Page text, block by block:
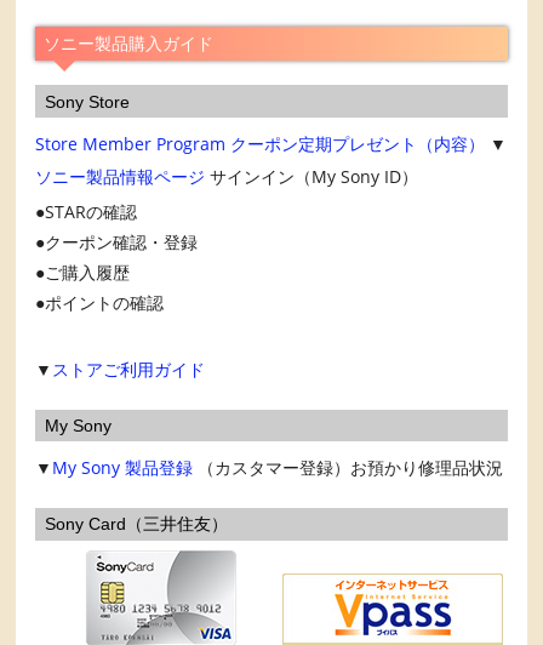
ブ
ソニー製品購入ガイド
Sony Store
Store Member Program クーポン定期プレゼント（内容）
▼
ソニー製品情報ページ サインイン（My Sony ID）
STARの確認
クーポン確認・登録
ご購入履歴
ポイントの確認
▼ ストアご利用ガイド
My Sony
▼ My Sony 製品登録 （カスタマー登録）お預かり修理品状況
Sony Card（三井住友）